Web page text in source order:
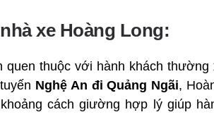
xe Hoàng Long:
quen thuộc với hành khách
Nghệ An đi Quảng Ngãi,
cách giường hợp lý giúp